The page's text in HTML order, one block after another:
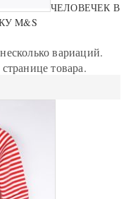
ЧЕЛОВЕЧЕК В
M&S
вариаций.
товара.